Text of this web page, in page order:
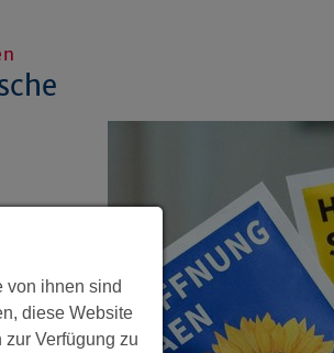
von ihnen sind
diese Website
Verfügung zu